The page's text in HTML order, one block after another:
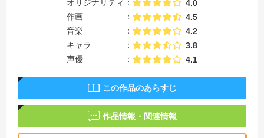
オリジナリティ
4.0
作画
4.5
音楽
4.2
キャラ
3.8
声優
4.1
この作品のあらすじ
作品情報・関連情報